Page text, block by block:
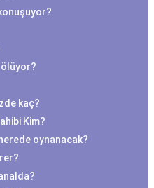
ölüyor?
kaç?
Kim?
oynanacak?